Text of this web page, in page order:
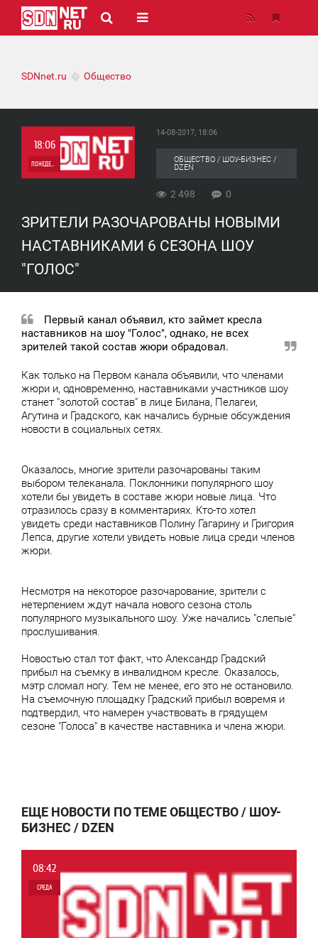
SDNnet.ru Общество
18:06
ПОНЕДЕЛЬНИК
2 498
14-08-2017, 18:06
ОБЩЕСТВО / ШОУ-БИЗНЕС /
DZEN
2 498 0
ЗРИТЕЛИ РАЗОЧАРОВАНЫ НОВЫМИ
НАСТАВНИКАМИ 6 СЕЗОНА ШОУ
"ГОЛОС"
Первый канал объявил, кто займет кресла
наставников на шоу "Голос", однако, не всех
зрителей такой состав жюри обрадовал.
Как только на Первом канала объявили, что членами
жюри и, одновременно, наставниками участников шоу
станет "золотой состав" в лице Билана, Пелагеи,
Агутина и Градского, как начались бурные обсуждения
новости в социальных сетях.
Оказалось, многие зрители разочарованы таким
выбором телеканала. Поклонники популярного шоу
хотели бы увидеть в составе жюри новые лица. Что
отразилось сразу в комментариях. Кто-то хотел
увидеть среди наставников Полину Гагарину и Григория
Лепса, другие хотели увидеть новые лица среди членов
жюри.
Несмотря на некоторое разочарование, зрители с
нетерпением ждут начала нового сезона столь
популярного музыкального шоу. Уже начались "слепые"
прослушивания.
Новостью стал тот факт, что Александр Градский
прибыл на съемку в инвалидном кресле. Оказалось,
мэтр сломал ногу. Тем не менее, его это не остановило.
На съемочную площадку Градский прибыл вовремя и
подтвердил, что намерен участвовать в грядущем
сезоне "Голоса" в качестве наставника и члена жюри.
ЕЩЕ НОВОСТИ ПО ТЕМЕ ОБЩЕСТВО / ШОУ-
БИЗНЕС / DZEN
08:42
СРЕДА